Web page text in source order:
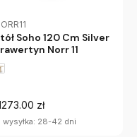
Soho 120 Cm Silver
Norr 11
zł
wysyłka: 28-42 dni